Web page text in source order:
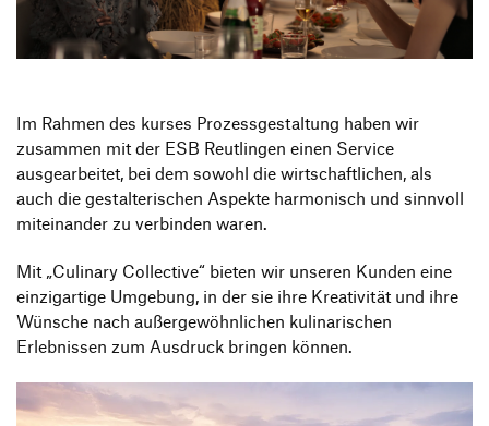
Transfer und Kooperation
Produktgestaltung B.A.
Strategische Gestaltung M.A.
Im Rahmen des kurses Prozessgestaltung haben wir
zusammen mit der ESB Reutlingen einen Service
ausgearbeitet, bei dem sowohl die wirtschaftlichen, als
auch die gestalterischen Aspekte harmonisch und sinnvoll
miteinander zu verbinden waren.
Mit „Culinary Collective“ bieten wir unseren Kunden eine
einzigartige Umgebung, in der sie ihre Kreativität und ihre
Wünsche nach außergewöhnlichen kulinarischen
Erlebnissen zum Ausdruck bringen können.